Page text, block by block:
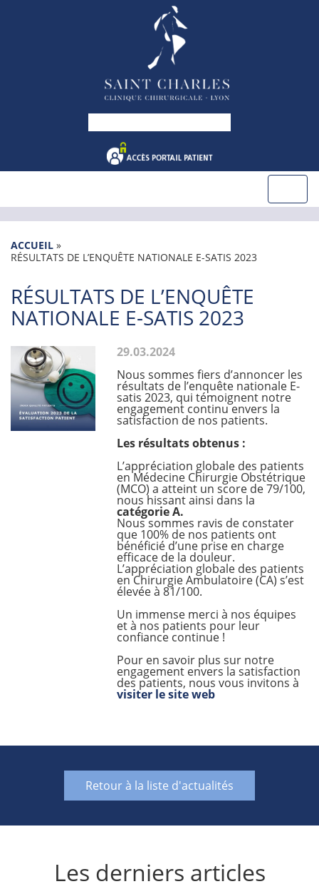
ACCUEIL »
RÉSULTATS DE L’ENQUÊTE NATIONALE E-SATIS 2023
RÉSULTATS DE L’ENQUÊTE
NATIONALE E-SATIS 2023
29.03.2024
Nous sommes fiers d’annoncer les
résultats de l’enquête nationale E-
satis 2023, qui témoignent notre
engagement continu envers la
satisfaction de nos patients.
Les résultats obtenus :
L’appréciation globale des patients
en Médecine Chirurgie Obstétrique
(MCO) a atteint un score de 79/100,
nous hissant ainsi dans la
catégorie A.
Nous sommes ravis de constater
que 100% de nos patients ont
bénéficié d’une prise en charge
efficace de la douleur.
L’appréciation globale des patients
en Chirurgie Ambulatoire (CA) s’est
élevée à 81/100.
Un immense merci à nos équipes
et à nos patients pour leur
confiance continue !
Pour en savoir plus sur notre
engagement envers la satisfaction
des patients, nous vous invitons à
visiter le site web
Retour à la liste d'actualités
Les derniers articles